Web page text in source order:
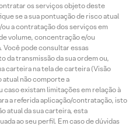
os serviços objeto deste
se a sua pontuação de risco atual
a contratação dos serviços em
volume, concentração e/ou
Você pode consultar essas
da transmissão da sua ordem ou,
carteira na tela de carteira (Visão
atual não comporte a
existam limitações em relação à
a referida aplicação/contratação, isto
atual da sua carteira, esta
ao seu perfil. Em caso de dúvidas